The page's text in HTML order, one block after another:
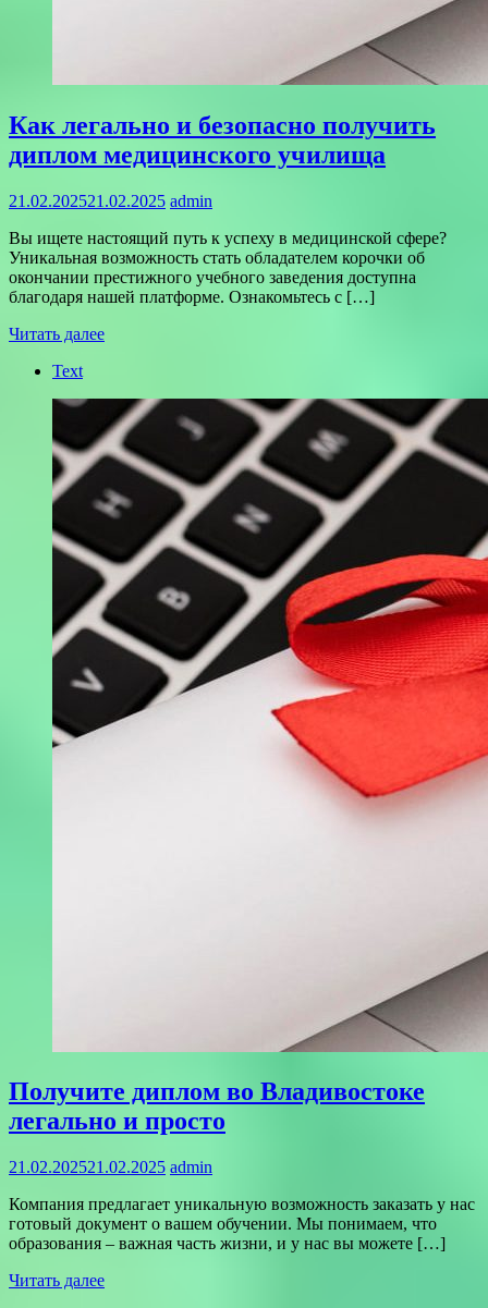
Как легально и безопасно получить
диплом медицинского училища
21.02.202521.02.2025 admin
Вы ищете настоящий путь к успеху в медицинской сфере?
Уникальная возможность стать обладателем корочки об
окончании престижного учебного заведения доступна
благодаря нашей платформе. Ознакомьтесь с […]
Читать далее
Text
Получите диплом во Владивостоке
легально и просто
21.02.202521.02.2025 admin
Компания предлагает уникальную возможность заказать у нас
готовый документ о вашем обучении. Мы понимаем, что
образования – важная часть жизни, и у нас вы можете […]
Читать далее